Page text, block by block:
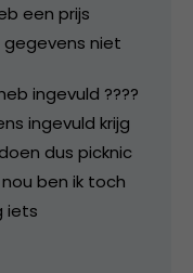
een prijs
gegevens niet
ingevuld ????
ingevuld krijg
dus picknic
ben ik toch
iets